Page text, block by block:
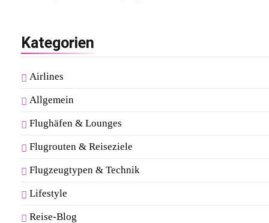
Kategorien
Airlines
Allgemein
Flughäfen & Lounges
Flugrouten & Reiseziele
Flugzeugtypen & Technik
Lifestyle
Reise-Blog